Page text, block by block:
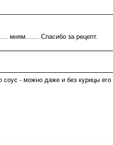
мням....... Спасибо за рецепт.
- можно даже и без курицы